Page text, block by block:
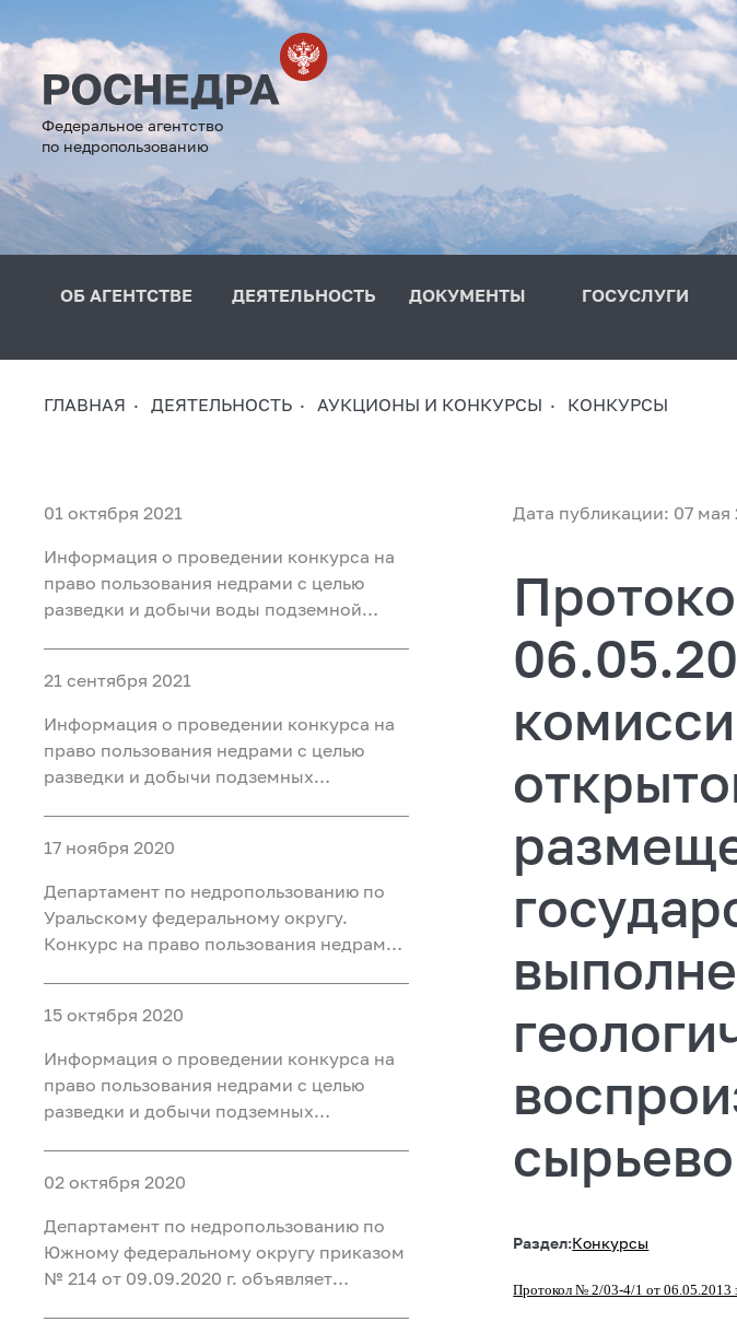
Федеральное агентство
по недропользованию
ОБ АГЕНТСТВЕ ДЕЯТЕЛЬНОСТЬ ДОКУМЕНТЫ ГОСУСЛУГИ
ГЛАВНАЯ ДЕЯТЕЛЬНОСТЬ АУКЦИОНЫ И КОНКУРСЫ КОНКУРСЫ
01 октября 2021
Информация о проведении конкурса на
право пользования недрами с целью
разведки и добычи воды подземной
минеральных вод, расположенном на
территории Кызылского района
Республики Тыва
21 сентября 2021
Информация о проведении конкурса на
право пользования недрами с целью
разведки и добычи подземных
Новодеревенский месторождения
Новодеревенское, расположенного на
территории Омутинского района
Тюменско
17 ноября 2020
Департамент по недропользованию по
Уральскому федеральному округу.
Конкурс на право пользования недрами
бальнеоприменения на участке недр
Месторождение Восточно-Пышминское
в Тюменском районе Тюменско
15 октября 2020
Информация о проведении конкурса на
право пользования недрами с целью
разведки и добычи подземных
Омске
02 октября 2020
Департамент по недропользованию по
Южному федеральному округу приказом
№ 214 от 09.09.2020 г. объявляет
Дата публикации: 07 мая
Раздел:Конкурсы
Протокол № 2/03-4/1 от 06.05.2013